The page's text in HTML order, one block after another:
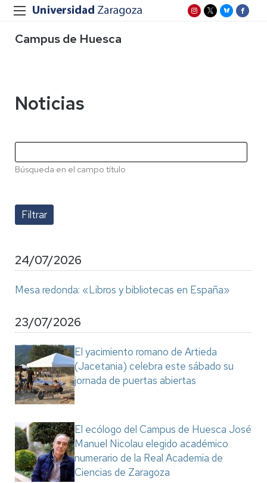
Campus de Huesca
Noticias
Búsqueda en el campo título
24/07/2026
Mesa redonda: «Libros y bibliotecas en España»
23/07/2026
El yacimiento romano de Artieda
(Jacetania) celebra este sábado su
jornada de puertas abiertas
El ecólogo del Campus de Huesca José
Manuel Nicolau elegido académico
numerario de la Real Academia de
Ciencias de Zaragoza